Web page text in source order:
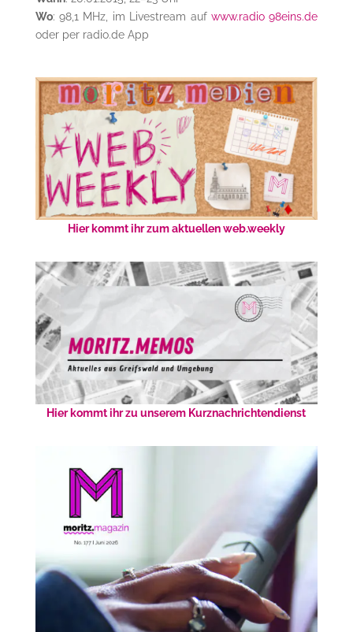
Wo: 98,1 MHz, im Livestream auf www.radio 98eins.de
oder per radio.de App
Hier kommt ihr zum aktuellen web.weekly
Hier kommt ihr zu unserem Kurznachrichtendienst